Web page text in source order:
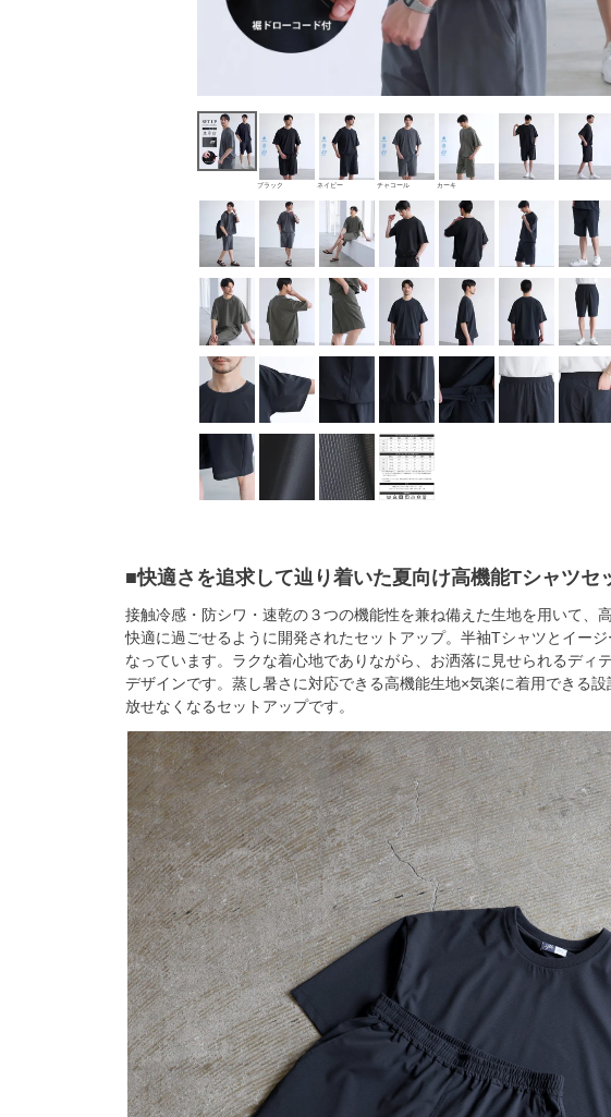
ブラック ネイビー チャコール カーキ
■快適さを追求して辿り着いた夏向け高機能Tシャツセ
接触冷感・防シワ・速乾の３つの機能性を兼ね備えた生地を用いて、
快適に過ごせるように開発されたセットアップ。半袖Tシャツとイー
なっています。ラクな着心地でありながら、お洒落に見せられるディ
デザインです。蒸し暑さに対応できる高機能生地×気楽に着用できる
放せなくなるセットアップです。